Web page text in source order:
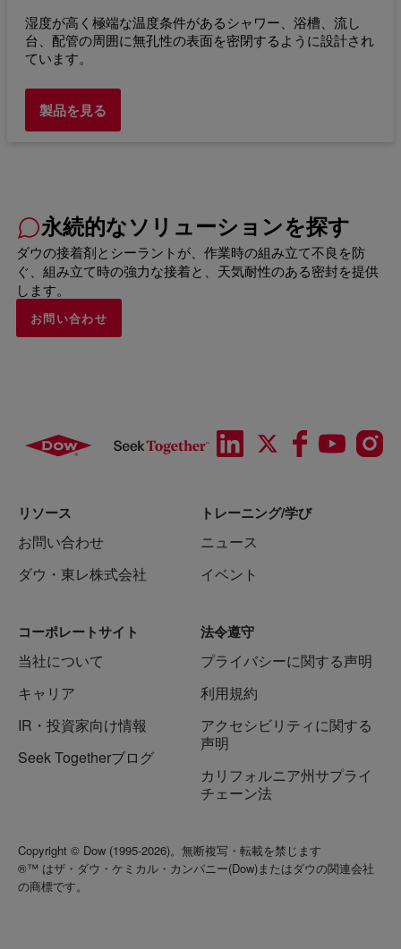
湿度が高く極端な温度条件があるシャワー、浴槽、流し
台、配管の周囲に無孔性の表面を密閉するように設計され
ています。
製品を見る
永続的なソリューションを探す
ダウの接着剤とシーラントが、作業時の組み立て不良を防
ぐ、組み立て時の強力な接着と、天気耐性のある密封を提供
します。
お問い合わせ
リソース
お問い合わせ
ダウ・東レ株式会社
トレーニング/学び
ニュース
イベント
コーポレートサイト
当社について
キャリア
IR・投資家向け情報
Seek Togetherブログ
法令遵守
プライバシーに関する声明
利用規約
アクセシビリティに関する
声明
カリフォルニア州サプライ
チェーン法
Copyright © Dow (1995-2026)。無断複写・転載を禁じます
®™ はザ・ダウ・ケミカル・カンパニー(Dow)またはダウの関連会社
の商標です。